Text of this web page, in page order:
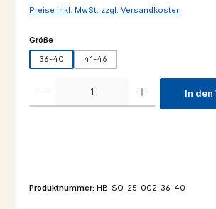
Preise inkl. MwSt. zzgl. Versandkosten
Größeauswählen
36-40 41-46
Produkt Anzahl: Gib den gewünschten Wert
In den
Produktnummer: HB-SO-25-002-36-40